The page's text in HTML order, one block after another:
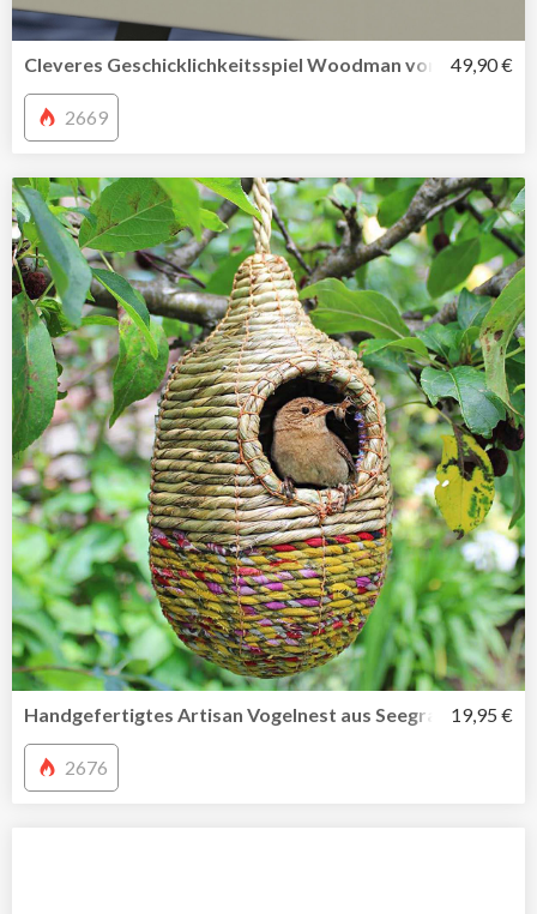
Cleveres Geschicklichkeitsspiel Woodman von 49,90 €
2669
Handgefertigtes Artisan Vogelnest aus Seegras und19,95 €
2676